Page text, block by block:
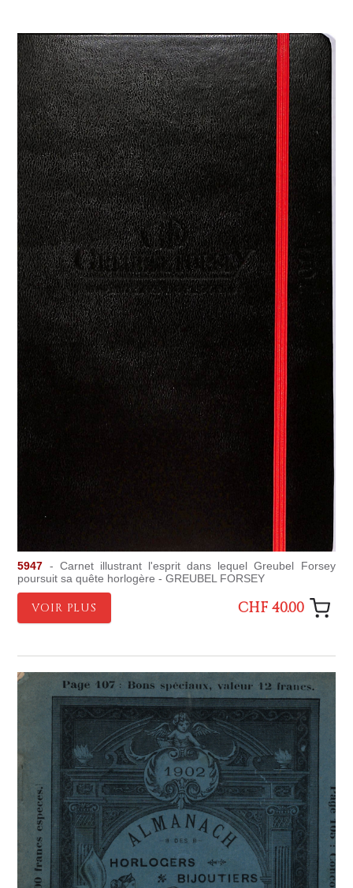
5947 - Carnet illustrant l'esprit dans lequel Greubel Forsey
poursuit sa quête horlogère - GREUBEL FORSEY
VOIR PLUS CHF 40.00